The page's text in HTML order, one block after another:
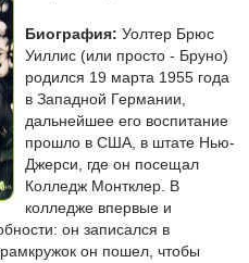
Биография: Уолтер Брюс
Уиллис (или просто - Бруно)
родился 19 марта 1955 года
в Западной Германии,
дальнейшее его воспитание
прошло в США, в штате Нью-
Джерси, где он посещал
Колледж Монтклер. В
колледже впервые и
он записался в
он пошел, чтобы